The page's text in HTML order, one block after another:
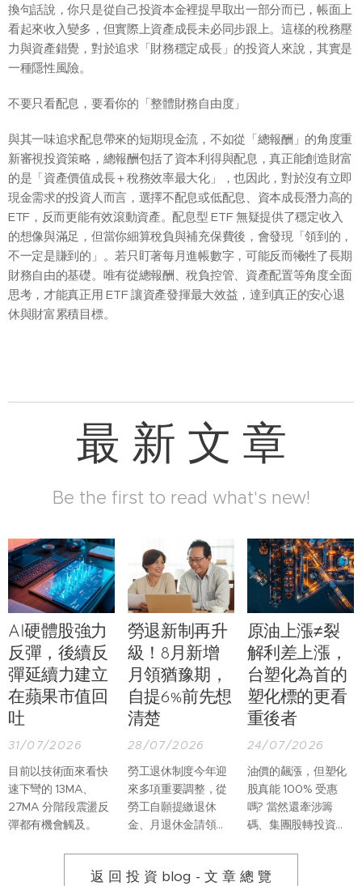
換句話說，你只是從自己投資本金裡提早取出一部分而已，帳面上
看起來收入變多，但實際上資產成長未必同步跟上。這樣的稅務壓
力與資產錯覺，對於追求「財務穩定成長」的投資人來說，其實是
一種隱性風險。
不要只看配息，要看你的「整體財務自由度」
與其一味追求配息帶來的短期現金流，不如從「總報酬」的角度重
新審視投資策略，總報酬包括了資本利得與配息，真正能創造財富
的是「資產價值成長＋稅務效率最大化」，也因此，對於沒有立即
現金需求的投資人而言，選擇不配息或低配息、資本成長潛力高的
ETF，反而更能有效滾動資產。配息型 ETF 無疑提供了穩定收入
的想像與滿足，但當你細算稅負與補充保費後，會發現「領到的，
不一定是賺到的」。若只盯著每月進帳數字，可能反而犧牲了長期
財務自由的基礎。唯有從總報酬、稅負控管、資產配置等角度全面
思考，才能真正用 ETF 讓資產發揮最大效益，達到真正的安心退
休與財富累積目標。
最 新 文 章
Be the first to read what's new!
AI硬體股強力
反彈，後續反
彈延續力建立
在蘋果市值回
吐
31/07/2026
目前以技術面來看快
速下彎的 13MA、
27MA 分階段震盪反
彈都有機會觸及。
勞退新制再升
級！8月新增
月領猶豫期，
自提6%前先想
清楚
28/07/2026
勞工退休制度今年迎
來多項重要調整，從
勞工自願提繳退休
金、月退休金請領程
理，都有更完整的規
原油上漲≠裂
解利差上漲，
台塑化為首的
塑化標的更看
重後者
24/07/2026
油價的飆漲，但塑化
股真能 100% 受惠
嗎? 當然還牽涉籌
碼、集團股轉投資等
化股真正受惠的應該
返 回 投 資 blog - 文 章 總 覽